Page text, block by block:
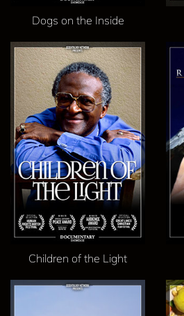
Dogs on the Inside
Children of the Light